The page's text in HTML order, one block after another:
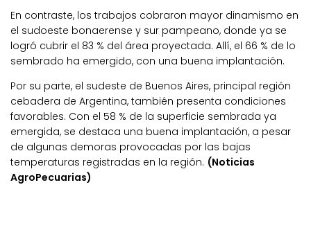
En contraste, los trabajos cobraron mayor dinamismo en
el sudoeste bonaerense y sur pampeano, donde ya se
logró cubrir el 83 % del área proyectada. Allí, el 66 % de lo
sembrado ha emergido, con una buena implantación.
Por su parte, el sudeste de Buenos Aires, principal región
cebadera de Argentina, también presenta condiciones
favorables. Con el 58 % de la superficie sembrada ya
emergida, se destaca una buena implantación, a pesar
de algunas demoras provocadas por las bajas
temperaturas registradas en la región. (Noticias
AgroPecuarias)